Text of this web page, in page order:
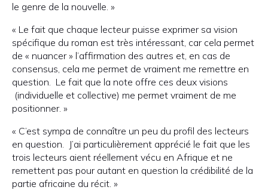
le genre de la nouvelle. »
« Le fait que chaque lecteur puisse exprimer sa vision
spécifique du roman est très intéressant, car cela permet
de « nuancer » l’affirmation des autres et, en cas de
consensus, cela me permet de vraiment me remettre en
question. Le fait que la note offre ces deux visions
(individuelle et collective) me permet vraiment de me
positionner. »
« C’est sympa de connaître un peu du profil des lecteurs
en question. J’ai particulièrement apprécié le fait que les
trois lecteurs aient réellement vécu en Afrique et ne
remettent pas pour autant en question la crédibilité de la
partie africaine du récit. »